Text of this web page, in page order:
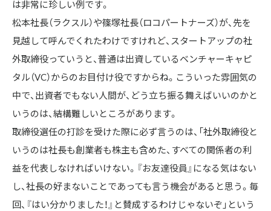
は非常に珍しい例です。
松本社長（ラクスル）や篠塚社長（ロコパートナーズ）が、先を
見越して呼んでくれたわけですけれど、スタートアップの社
外取締役っていうと、普通は出資しているベンチャーキャピ
タル（VC）からのお目付け役ですからね。こういった雰囲気の
中で、出資者でもない人間が、どう立ち振る舞えばいいのかと
いうのは、結構難しいところがあります。
取締役選任の打診を受けた際に必ず言うのは、「社外取締役と
いうのは社長も創業者も株主も含めた、すべての関係者の利
益を代表しなければいけない。『お友達役員』になる気はない
し、社長の好まないことであっても言う機会があると思う。毎
回、『はい分かりました！』と賛成するわけじゃないぞ」という